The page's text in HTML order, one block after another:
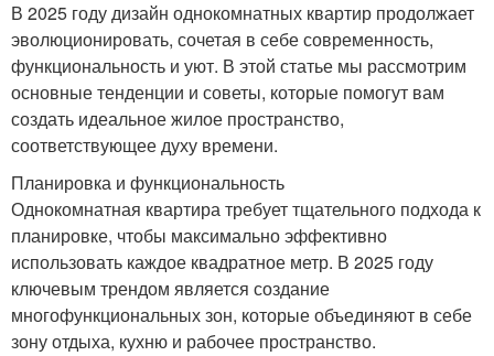
В 2025 году дизайн однокомнатных квартир продолжает
эволюционировать, сочетая в себе современность,
функциональность и уют. В этой статье мы рассмотрим
основные тенденции и советы, которые помогут вам
создать идеальное жилое пространство,
соответствующее духу времени.
Планировка и функциональность
Однокомнатная квартира требует тщательного подхода к
планировке, чтобы максимально эффективно
использовать каждое квадратное метр. В 2025 году
ключевым трендом является создание
многофункциональных зон, которые объединяют в себе
зону отдыха, кухню и рабочее пространство.